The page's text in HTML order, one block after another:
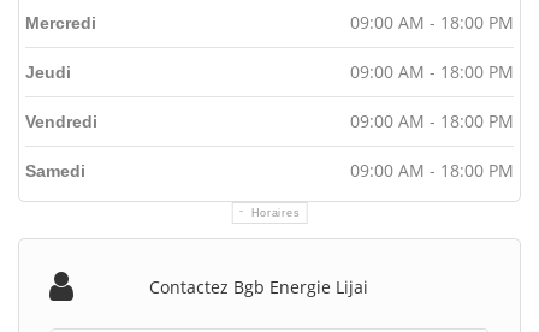
Horaires
Mercredi 09:00 AM - 18:00 PM
Jeudi 09:00 AM - 18:00 PM
Vendredi 09:00 AM - 18:00 PM
Samedi 09:00 AM - 18:00 PM
Contactez Bgb Energie Lijai